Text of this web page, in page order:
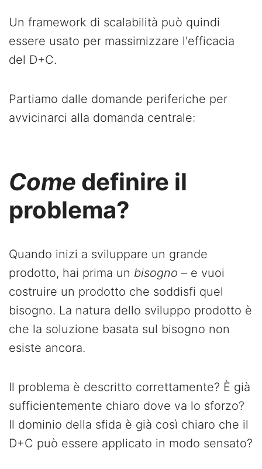
Un framework di scalabilità può quindi
essere usato per massimizzare l'efficacia
del D+C.
Partiamo dalle domande periferiche per
avvicinarci alla domanda centrale:
Come definire il
problema?
Quando inizi a sviluppare un grande
prodotto, hai prima un bisogno – e vuoi
costruire un prodotto che soddisfi quel
bisogno. La natura dello sviluppo prodotto è
che la soluzione basata sul bisogno non
esiste ancora.
Il problema è descritto correttamente? È già
sufficientemente chiaro dove va lo sforzo?
Il dominio della sfida è già così chiaro che il
D+C può essere applicato in modo sensato?